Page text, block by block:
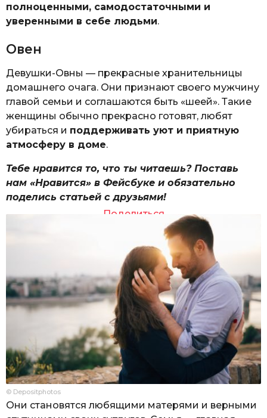
полноценными, самодостаточными и
уверенными в себе людьми.
Овен
Девушки-Овны — прекрасные хранительницы
домашнего очага. Они признают своего мужчину
главой семьи и соглашаются быть «шеей». Такие
женщины обычно прекрасно готовят, любят
убираться и поддерживать уют и приятную
атмосферу в доме.
Тебе нравится то, что ты читаешь? Поставь
нам «Нравится» в Фейсбуке и обязательно
поделись статьей с друзьями!
Поделиться
© Depositphotos
Они становятся любящими матерями и верными